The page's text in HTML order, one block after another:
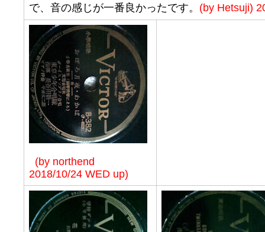
で、音の感じが一番良かったです。 (by Hetsuji)
(by northend
2018/10/24 WED up)